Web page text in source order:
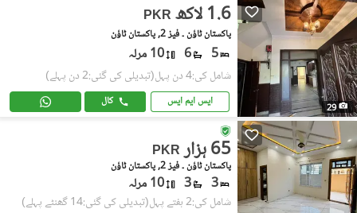
29
PKR 1.6 لاکھ
پاکستان ٹاؤن ۔ فیز 2, پاکستان ٹاؤن
5
6 10 مرلہ
شامل کی:4 دن پہل (تبدیلی کی گئی:2 دن پہلے)
ایس ایم ایس کال
PKR 65 ہزار
پاکستان ٹاؤن ۔ فیز 2, پاکستان ٹاؤن
3
3 10 مرلہ
شامل کی:2 ہفتے پہل (تبدیلی کی گئی:14 گھنٹے پہلے)